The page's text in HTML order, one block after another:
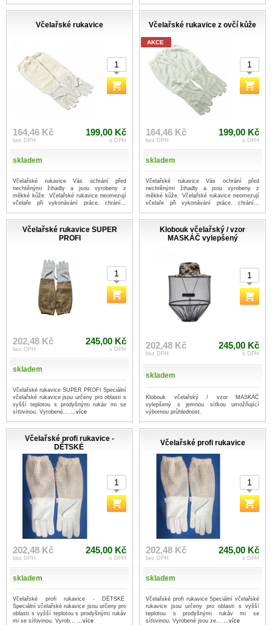
Včelařské rukavice
164,46 Kč
bez DPH
199,00 Kč
s DPH
skladem
Včelařské rukavice Vás ochrání před
nechtěnými žihadly a jsou vyrobeny z
měkké kůže. Včelařské rukavice neomezují
včelaře při vykonávání práce, chrání...
Včelařské rukavice z ovčí kůže
AKCE
164,46 Kč
bez DPH
199,00 Kč
s DPH
skladem
Včelařské rukavice Vás ochrání před
nechtěnými žihadly a jsou vyrobeny z
měkké kůže. Včelařské rukavice neomezují
včelaře při vykonávání práce, chrání...
Včelařské rukavice SUPER
PROFI
202,48 Kč
bez DPH
245,00 Kč
s DPH
skladem
Včelařské rukavice SUPER PROFI Speciální
včelařské rukavice jsou určeny pro oblasti s
vyšší teplotou s prodyšnými rukáv mi se
síťovinou. Vyrobené... ...více
Klobouk včelařský / vzor
MASKÁČ vylepšený
202,48 Kč
bez DPH
245,00 Kč
s DPH
skladem
Klobouk včelařský / vzor MASKÁČ
vylepšený s jemnou síťkou umožňující
výbornou průhlednost.
Včelařské profi rukavice -
DĚTSKÉ
202,48 Kč
bez DPH
245,00 Kč
s DPH
skladem
Včelařské profi rukavice - DĚTSKÉ
Speciální včelařské rukavice jsou určeny pro
oblasti s vyšší teplotou s prodyšnými rukáv
mi se síťovinou. Vyrob... ...více
Včelařské profi rukavice
202,48 Kč
bez DPH
245,00 Kč
s DPH
skladem
Včelařské profi rukavice Speciální včelařské
rukavice jsou určeny pro oblasti s vyšší
teplotou s prodyšnými rukáv mi se
síťovinou. Vyrobené jsou ze... ...více